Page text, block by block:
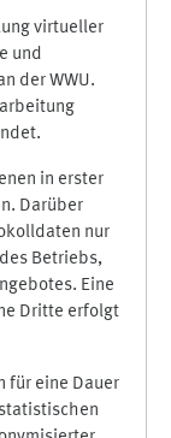
virtueller
und
der WWU.
in erster
Darüber
nur
Betriebs,
Eine
Dritte erfolgt
für eine Dauer